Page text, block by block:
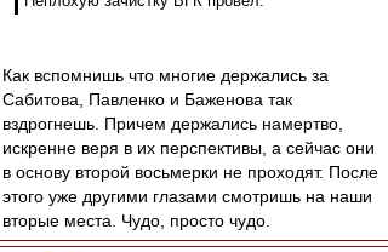
Как вспомнишь что многие держались за
Сабитова, Павленко и Баженова так
вздрогнешь. Причем держались намертво,
искренне веря в их перспективы, а сейчас они
в основу второй восьмерки не проходят. После
этого уже другими глазами смотришь на наши
вторые места. Чудо, просто чудо.